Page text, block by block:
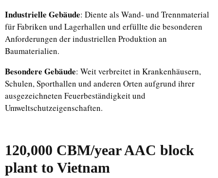
Industrielle Gebäude: Diente als Wand- und Trennmaterial
für Fabriken und Lagerhallen und erfüllte die besonderen
Anforderungen der industriellen Produktion an
Baumaterialien.
Besondere Gebäude: Weit verbreitet in Krankenhäusern,
Schulen, Sporthallen und anderen Orten aufgrund ihrer
ausgezeichneten Feuerbeständigkeit und
Umweltschutzeigenschaften.
120,000 CBM/year AAC block
plant to Vietnam
Portuguese
Uzbek